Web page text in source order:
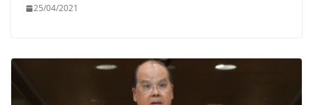
25/04/2021